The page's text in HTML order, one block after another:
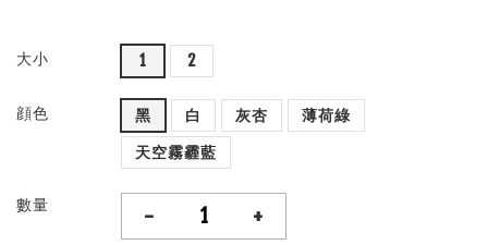
大小 1 2
顔色 黑 白 灰杏
薄荷綠
天空霧霾藍
數量 - +